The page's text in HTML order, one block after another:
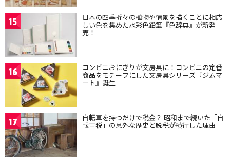
15 日本の四季折々の植物や情景を描くことに相応
しい色を集めた水彩色鉛筆『色辞典』が新発
売！
16 コンビニおにぎりが文房具に！コンビニの定番
商品をモチーフにした文房具シリーズ『ジムマ
ート』誕生
17 自転車を持つだけで税金？ 昭和まで続いた「自
転車税」の意外な歴史と脱税が横行した理由